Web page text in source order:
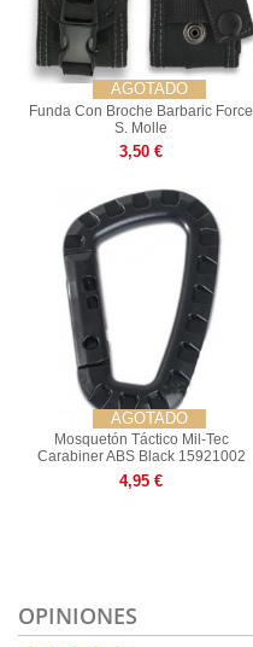
AGOTADO
Funda Con Broche Barbaric Force
S. Molle
3,50 €
AGOTADO
Mosquetón Táctico Mil-Tec
Carabiner ABS Black 15921002
4,95 €
OPINIONES